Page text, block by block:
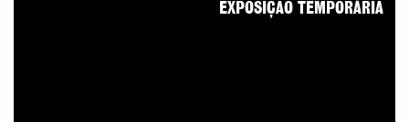
EXPOSIÇÃO TEMPORÁRIA